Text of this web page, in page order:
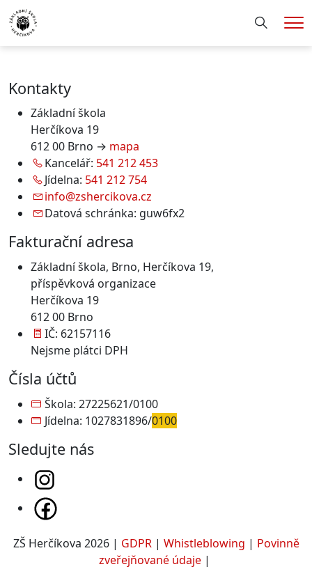
Hledání
Kontakty
Základní škola
Herčíkova 19
612 00 Brno → mapa
Kancelář: 541 212 453
Jídelna: 541 212 754
info@zshercikova.cz
Datová schránka: guw6fx2
Fakturační adresa
Základní škola, Brno, Herčíkova 19,
příspěvková organizace
Herčíkova 19
612 00 Brno
IČ: 62157116
Nejsme plátci DPH
Čísla účtů
Škola: 27225621/0100
Jídelna: 1027831896/0100
Sledujte nás
ZŠ Herčíkova 2026 | GDPR| Whistleblowing | Povinně
zveřejňované údaje |